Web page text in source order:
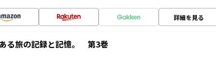
詳細を見る
る旅の記録と記憶。 第3巻